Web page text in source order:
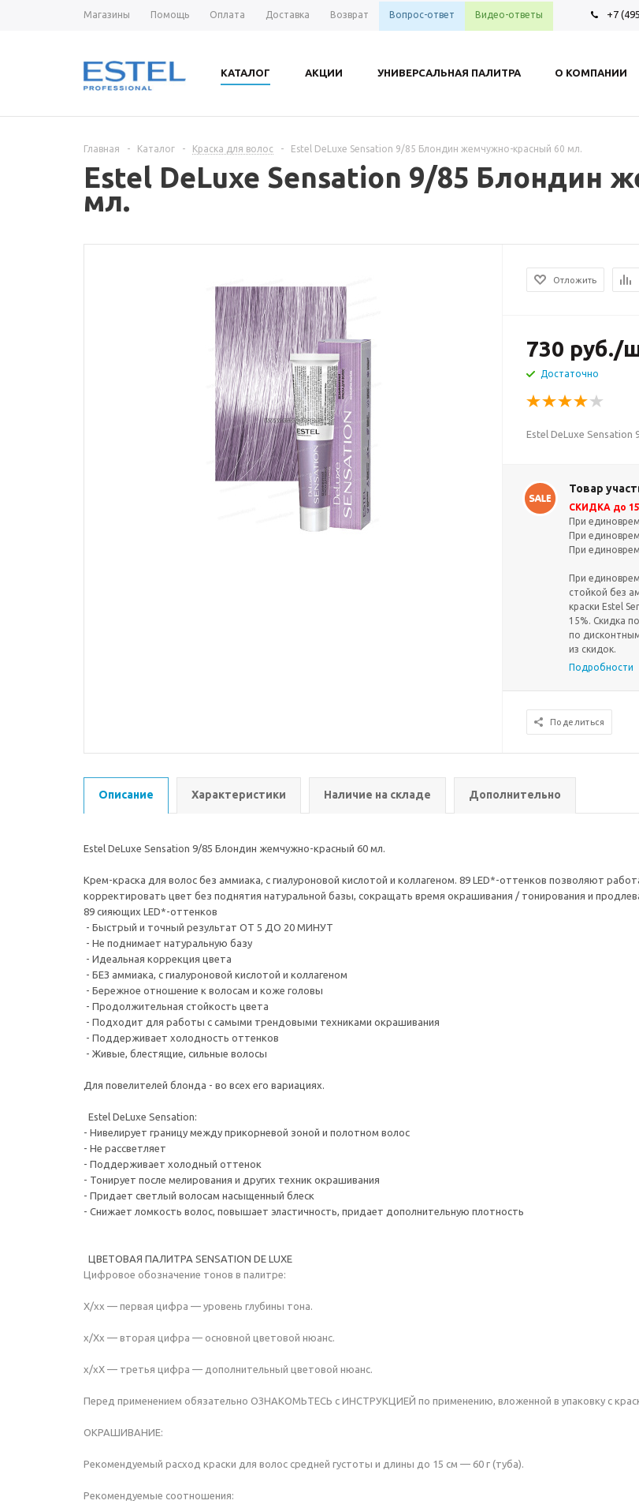
Магазины Помощь Оплата Доставка Возврат Вопрос-ответ Видео-ответы +7
КАТАЛОГ АКЦИИ УНИВЕРСАЛЬНАЯ ПАЛИТРА О КОМПАНИИ
Главная - Каталог - Краска для волос - Estel DeLuxe Sensation 9/85 Блондин жемчужно-красный 60 мл.
Estel DeLuxe Sensation 9/85 Блондин
мл.
Отложить
730 руб./
Достаточно
Estel DeLuxe
Товар
СКИДКА до
При
При
При
При
стойкой без
краски Estel
15%. Скидка
по
из скидок.
Подробности
Поделиться
Описание Характеристики Наличие на складе Дополнительно
Estel DeLuxe Sensation 9/85 Блондин жемчужно-красный 60 мл.
Крем-краска для волос без аммиака, с гиалуроновой кислотой и коллагеном. 89 LED*-оттенков позволяют
корректировать цвет без поднятия натуральной базы, сокращать время окрашивания / тонирования и
89 сияющих LED*-оттенков
- Быстрый и точный результат ОТ 5 ДО 20 МИНУТ
- Не поднимает натуральную базу
- Идеальная коррекция цвета
- БЕЗ аммиака, с гиалуроновой кислотой и коллагеном
- Бережное отношение к волосам и коже головы
- Продолжительная стойкость цвета
- Подходит для работы с самыми трендовыми техниками окрашивания
- Поддерживает холодность оттенков
- Живые, блестящие, сильные волосы
Для повелителей блонда - во всех его вариациях.
Estel DeLuxe Sensation:
- Нивелирует границу между прикорневой зоной и полотном волос
- Не рассветляет
- Поддерживает холодный оттенок
- Тонирует после мелирования и других техник окрашивания
- Придает светлый волосам насыщенный блеск
- Снижает ломкость волос, повышает эластичность, придает дополнительную плотность
ЦВЕТОВАЯ ПАЛИТРА SENSATION DE LUXE
Цифровое обозначение тонов в палитре:
Х/хх — первая цифра — уровень глубины тона.
х/Хх — вторая цифра — основной цветовой нюанс.
х/хХ — третья цифра — дополнительный цветовой нюанс.
Перед применением обязательно ОЗНАКОМЬТЕСЬ с ИНСТРУКЦИЕЙ по применению, вложенной в упаковку с
ОКРАШИВАНИЕ:
Рекомендуемый расход краски для волос средней густоты и длины до 15 см — 60 г (туба).
Рекомендуемые соотношения: